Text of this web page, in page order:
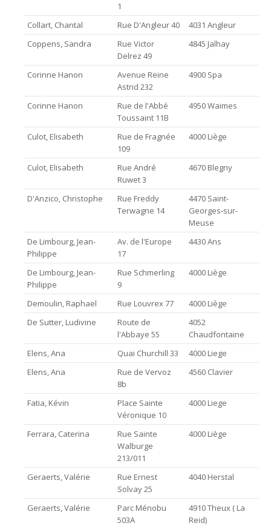
1
Collart, Chantal Rue D'Angleur 40
4031 Angleur
Coppens, Sandra
Rue Victor
Delrez 49
4845 Jalhay
Corinne Hanon
Avenue Reine
Astrid 232
4900 Spa
Corinne Hanon
Rue de l'Abbé
Toussaint 11B
4950 Waimes
Culot, Elisabeth
Rue de Fragnée
109
4000 Liège
Culot, Elisabeth
Rue André
Ruwet 3
4670 Blegny
D'Anzico, Christophe
Rue Freddy
Terwagne 14
4470 Saint-
Georges-sur-
Meuse
De Limbourg, Jean-
Philippe
Av. de l'Europe
17
4430 Ans
De Limbourg, Jean-
Philippe
Rue Schmerling
9
4000 Liège
Demoulin, Raphael Rue Louvrex 77
4000 Liège
De Sutter, Ludivine
Route de
l'Abbaye 55
4052
Chaudfontaine
Elens, Ana
Quai Churchill 33
4000 Liege
Elens, Ana
Rue de Vervoz
8b
4560 Clavier
Fatia, Kévin
Place Sainte
Véronique 10
4000 Liege
Ferrara, Caterina
Rue Sainte
Walburge
213/011
4000 Liège
Geraerts, Valérie
Rue Ernest
Solvay 25
4040 Herstal
Geraerts, Valérie
Parc Ménobu
503A
4910 Theux ( La
Reid)